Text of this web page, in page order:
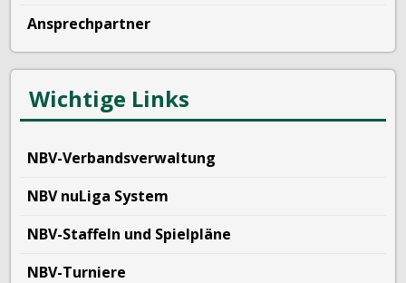
Ansprechpartner
Wichtige Links
NBV-Verbandsverwaltung
NBV nuLiga System
NBV-Staffeln und Spielpläne
NBV-Turniere